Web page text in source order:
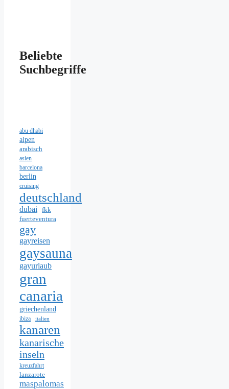
Beliebte
Suchbegriffe
abu dhabi
alpen
arabisch
asien
barcelona
berlin
cruising
deutschland
dubai
fkk
fuerteventura
gay
gayreisen
gaysauna
gayurlaub
gran
canaria
griechenland
ibiza italien
kanaren
kanarische
inseln
kreuzfahrt
lanzarote
maspalomas